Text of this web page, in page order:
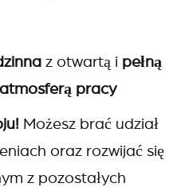
z otwartą i pełną
pracy
Możesz brać udział
oraz rozwijać się
z pozostałych